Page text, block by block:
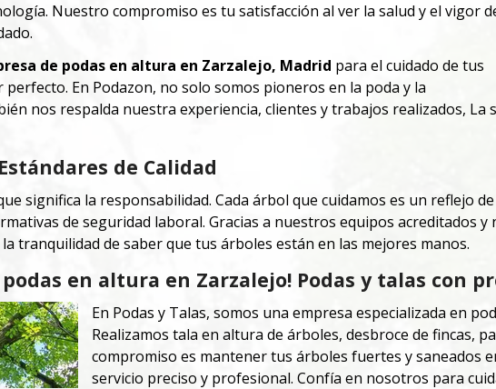
Nuestro compromiso es tu satisfacción al ver la salud y el vigor
de podas en altura en Zarzalejo, Madrid para el cuidado de tus
En Podazon, no solo somos pioneros en la poda y la
nos respalda nuestra experiencia, clientes y trabajos realizados, La
de Calidad
significa la responsabilidad. Cada árbol que cuidamos es un reflejo
de seguridad laboral. Gracias a nuestros equipos acreditados
tranquilidad de saber que tus árboles están en las mejores manos.
podas en altura en Zarzalejo! Podas y talas con
En Podas y Talas, somos una empresa especializada en
Realizamos tala en altura de árboles, desbroce de fincas,
compromiso es mantener tus árboles fuertes y saneados
servicio preciso y profesional. Confía en nosotros para